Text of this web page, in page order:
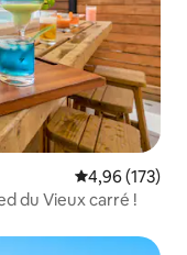
Évaluation
4,96 (173)
du Vieux carré !